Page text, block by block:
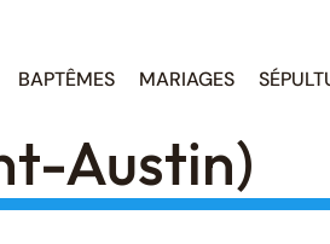
BAPTÊMES MARIAGES
Austin)